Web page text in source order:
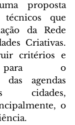
proposta
que
da Rede
Criativas.
critérios e
para o
das agendas
cidades,
o